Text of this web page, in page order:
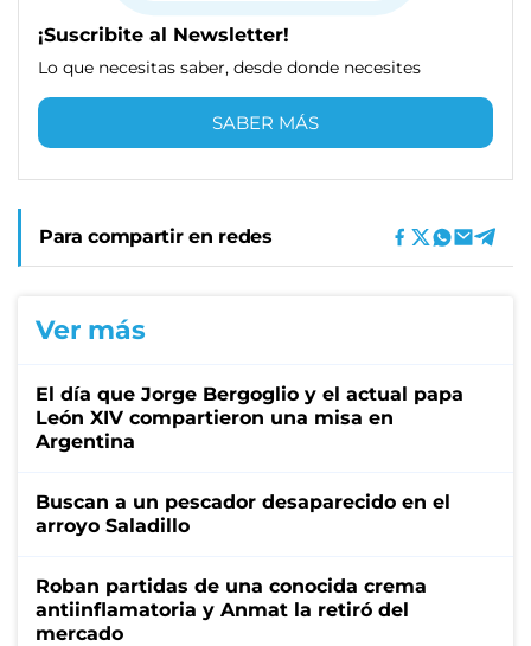
¡Suscribite al Newsletter!
Lo que necesitas saber, desde donde necesites
SABER MÁS
Para compartir en redes
Ver más
El día que Jorge Bergoglio y el actual papa
León XIV compartieron una misa en
Argentina
Buscan a un pescador desaparecido en el
arroyo Saladillo
Roban partidas de una conocida crema
antiinflamatoria y Anmat la retiró del
mercado